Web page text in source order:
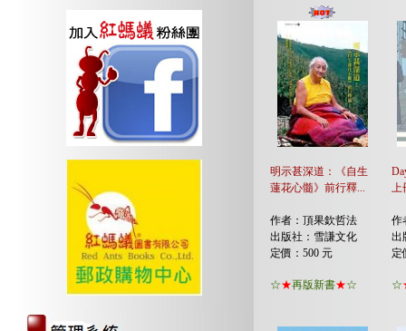
明示甚深道：《自生
蓮花心髓》前行釋...
上
作者：頂果欽哲法
出版社：雪謙文化
定價：500 元
作
出
定
☆★再版新書★☆ ☆